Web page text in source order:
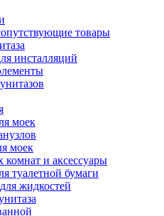
товары
инсталляций
моек
моек
и аксессуары
туалетной бумаги
жидкостей